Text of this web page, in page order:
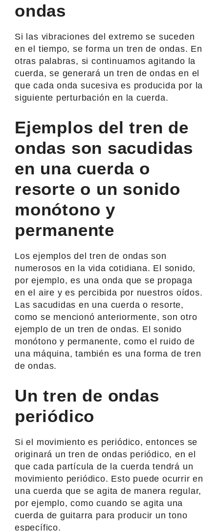
ondas
Si las vibraciones del extremo se suceden
en el tiempo, se forma un tren de ondas. En
otras palabras, si continuamos agitando la
cuerda, se generará un tren de ondas en el
que cada onda sucesiva es producida por la
siguiente perturbación en la cuerda.
Ejemplos del tren de
ondas son sacudidas
en una cuerda o
resorte o un sonido
monótono y
permanente
Los ejemplos del tren de ondas son
numerosos en la vida cotidiana. El sonido,
por ejemplo, es una onda que se propaga
en el aire y es percibida por nuestros oídos.
Las sacudidas en una cuerda o resorte,
como se mencionó anteriormente, son otro
ejemplo de un tren de ondas. El sonido
monótono y permanente, como el ruido de
una máquina, también es una forma de tren
de ondas.
Un tren de ondas
periódico
Si el movimiento es periódico, entonces se
originará un tren de ondas periódico, en el
que cada partícula de la cuerda tendrá un
movimiento periódico. Esto puede ocurrir en
una cuerda que se agita de manera regular,
por ejemplo, como cuando se agita una
cuerda de guitarra para producir un tono
específico.